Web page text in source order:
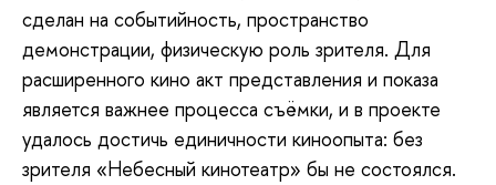
сделан на событийность, пространство
демонстрации, физическую роль зрителя. Для
расширенного кино акт представления и показа
является важнее процесса съёмки, и в проекте
удалось достичь единичности киноопыта: без
зрителя «Небесный кинотеатр» бы не состоялся.